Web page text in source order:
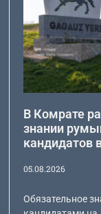
В Комрате
знании
кандидатов
05.08.2026
Обязательное